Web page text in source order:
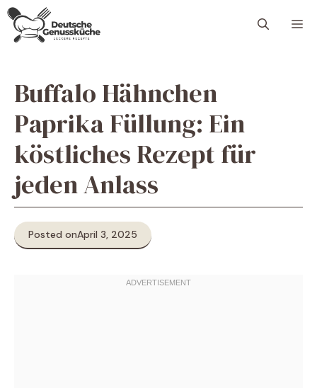
Skip
content
Buffalo Hähnchen
Paprika Füllung: Ein
köstliches Rezept für
jeden Anlass
Posted onApril 3, 2025